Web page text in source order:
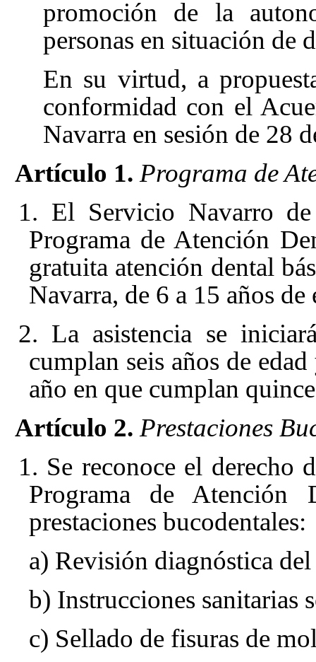
promoción de la
personas en situación de
En su virtud, a
conformidad con el
Navarra en sesión de 28
Artículo 1. Programa de
1. El Servicio Navarro de
Programa de Atención
gratuita atención dental
Navarra, de 6 a 15 años de
2. La asistencia se
cumplan seis años de
año en que cumplan
Artículo 2. Prestaciones
1. Se reconoce el derecho
Programa de Atención
prestaciones bucodentales:
a) Revisión diagnóstica
b) Instrucciones sanitarias
c) Sellado de fisuras de